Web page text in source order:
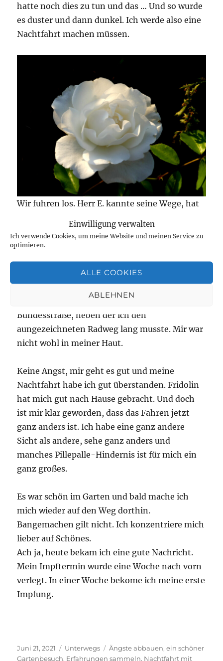
Einwilligung verwalten
Ich verwende Cookies, um meine Website und meinen Service zu
optimieren.
ALLE COOKIES
ABLEHNEN
hatte noch dies zu tun und das … Und so wurde
es duster und dann dunkel. Ich werde also eine
Nachtfahrt machen müssen.
Wir fuhren los. Herr E. kannte seine Wege, hat
abgesenkte Bordsteinkante hoch zu kommen.
Ich schon. Also suchte ich nach einer besseren
Auffahrt, um den kleinen Park durchqueren zu
können. Herr E. war erstmal weg. Es dauerte
lange, bis er merkte, dass ich nicht kam. Ich
Bundesstraße, neben der ich den
aungezeichneten Radweg lang musste. Mir war
nicht wohl in meiner Haut.
Keine Angst, mir geht es gut und meine
Nachtfahrt habe ich gut überstanden. Fridolin
hat mich gut nach Hause gebracht. Und doch
ist mir klar geworden, dass das Fahren jetzt
ganz anders ist. Ich habe eine ganz andere
Sicht als andere, sehe ganz anders und
manches Pillepalle-Hindernis ist für mich ein
ganz großes.
Es war schön im Garten und bald mache ich
mich wieder auf den Weg dorthin.
Bangemachen gilt nicht. Ich konzentriere mich
lieber auf Schönes.
Ach ja, heute bekam ich eine gute Nachricht.
Mein Impftermin wurde eine Woche nach vorn
verlegt. In einer Woche bekome ich meine erste
Impfung.
Veröffentlicht
am
Juni 21, 2021 Kategorien
Unterwegs Schlagwörter
Ängste abbauen,ein schöner
Gartenbesuch, Erfahrungen sammeln, Nachtfahrt mit